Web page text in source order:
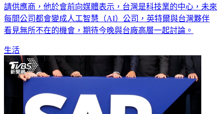
請供應商，他於會前向媒體表示，台灣是科技業的中心，未來
每間公司都會變成人工智慧（AI）公司，英特爾與台灣夥伴
看見無所不在的機會，期待今晚與台廠高層一起討論。
生活